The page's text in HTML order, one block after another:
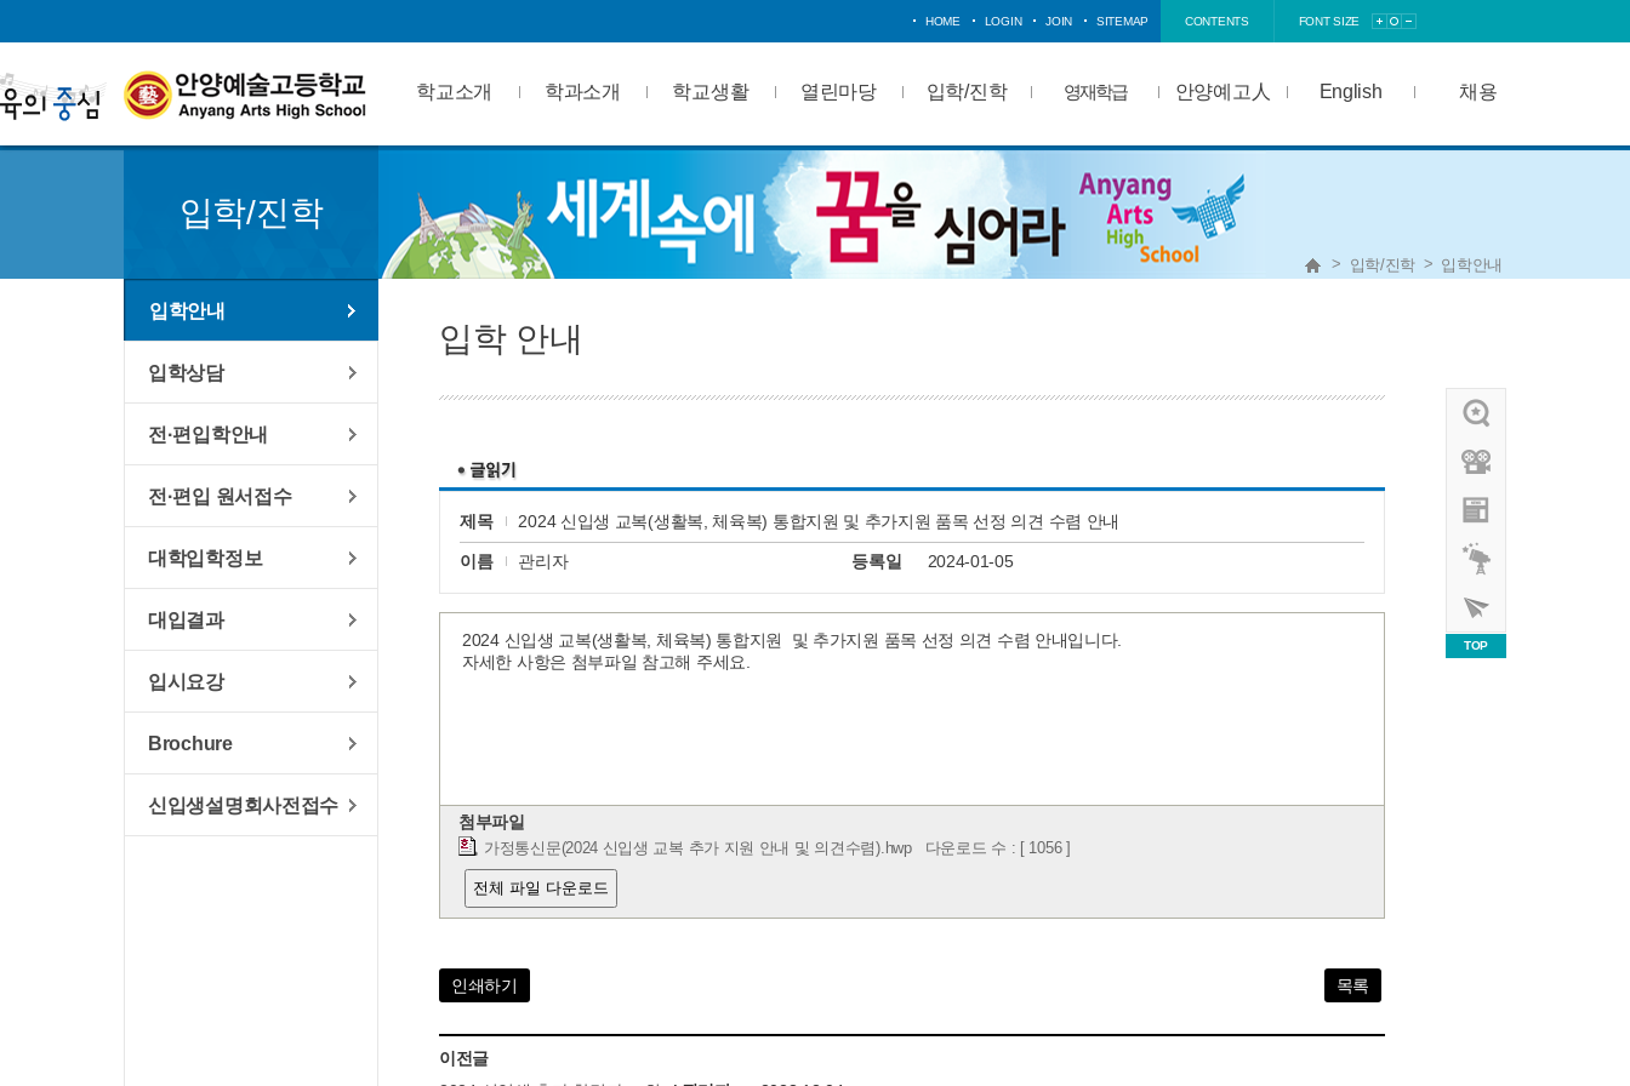
HOME LOGIN JOIN SITEMAP CONTENTS FONT SIZE
학교소개 학과소개 학교생활 열린마당 입학/진학 영재학급 안양예고人 English 채용
입학/진학
> 입학/진학 > 입학안내
입학 안내
제목 2024 신입생 교복(생활복, 체육복) 통합지원 및 추가지원 품목 선정 의견 수렴 안내
이름 관리자 등록일 2024-01-05
2024 신입생 교복(생활복, 체육복) 통합지원 및 추가지원 품목 선정 의견 수렴 안내입니다.
자세한 사항은 첨부파일 참고해 주세요.
첨부파일
가정통신문(2024 신입생 교복 추가 지원 안내 및 의견수렴).hwp다운로드 수 : [ 1056 ]
전체 파일 다운로드
인쇄하기 목록
이전글
입학안내
입학상담
전·편입학안내
전·편입 원서접수
대학입학정보
대입결과
입시요강
Brochure
신입생설명회사전접수
TOP